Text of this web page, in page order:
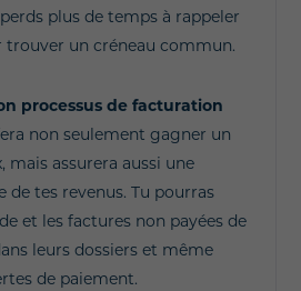
plus de temps à rappeler
trouver un créneau commun.
processus de facturation
non seulement gagner un
mais assurera aussi une
de tes revenus. Tu pourras
et les factures non payées de
leurs dossiers et même
de paiement.